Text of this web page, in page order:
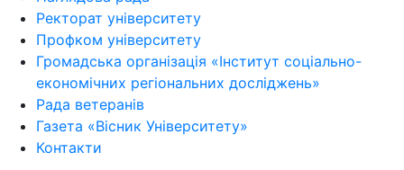
Ректорат університету
Профком університету
Громадська організація «Інститут соціально-
економічних регіональних досліджень»
Рада ветеранів
Газета «Вісник Університету»
Контакти